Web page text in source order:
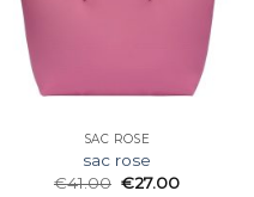
SAC ROSE
sac rose
€41.00 €27.00